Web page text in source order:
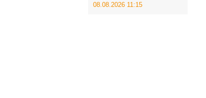
08.08.2026 11:15